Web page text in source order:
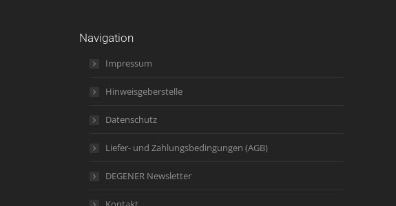
Navigation
Impressum
Hinweisgeberstelle
Datenschutz
Liefer- und Zahlungsbedingungen (AGB)
DEGENER Newsletter